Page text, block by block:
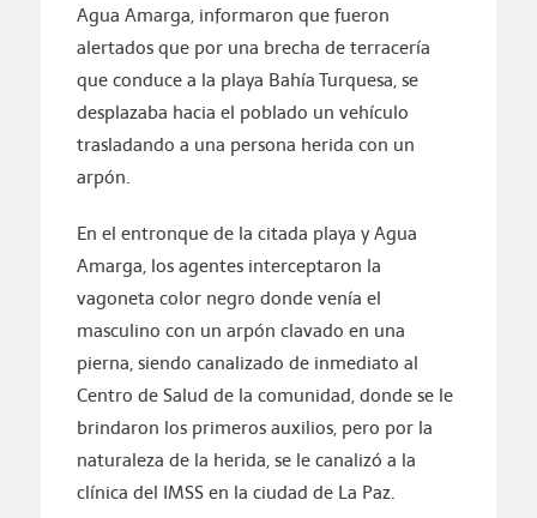
Agua Amarga, informaron que fueron
alertados que por una brecha de terracería
que conduce a la playa Bahía Turquesa, se
desplazaba hacia el poblado un vehículo
trasladando a una persona herida con un
arpón.
En el entronque de la citada playa y Agua
Amarga, los agentes interceptaron la
vagoneta color negro donde venía el
masculino con un arpón clavado en una
pierna, siendo canalizado de inmediato al
Centro de Salud de la comunidad, donde se le
brindaron los primeros auxilios, pero por la
naturaleza de la herida, se le canalizó a la
clínica del IMSS en la ciudad de La Paz.